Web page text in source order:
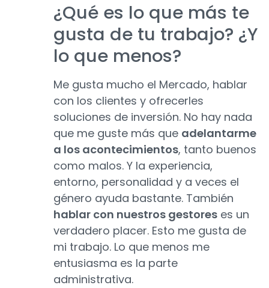
¿Qué es lo que más te
gusta de tu trabajo? ¿Y
lo que menos?
Me gusta mucho el Mercado, hablar
con los clientes y ofrecerles
soluciones de inversión. No hay nada
que me guste más que adelantarme
a los acontecimientos, tanto buenos
como malos. Y la experiencia,
entorno, personalidad y a veces el
género ayuda bastante. También
hablar con nuestros gestores es un
verdadero placer. Esto me gusta de
mi trabajo. Lo que menos me
entusiasma es la parte
administrativa.